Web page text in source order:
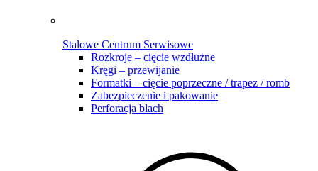
Stalowe Centrum Serwisowe
Rozkroje – cięcie wzdłużne
Kręgi – przewijanie
Formatki – cięcie poprzeczne / trapez / romb
Zabezpieczenie i pakowanie
Perforacja blach